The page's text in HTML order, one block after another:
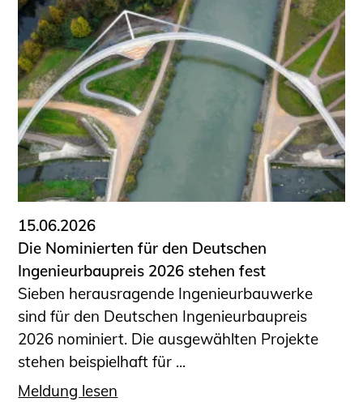
15.06.2026
Die Nominierten für den Deutschen
Ingenieurbaupreis 2026 stehen fest
Sieben herausragende Ingenieurbauwerke
sind für den Deutschen Ingenieurbaupreis
2026 nominiert. Die ausgewählten Projekte
stehen beispielhaft für ...
Meldung lesen